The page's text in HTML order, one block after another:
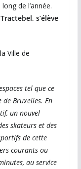
de l’année.
s’élève
Ville de
tel que ce
Bruxelles. En
un nouvel
skateurs et des
de cette
courants ou
au service